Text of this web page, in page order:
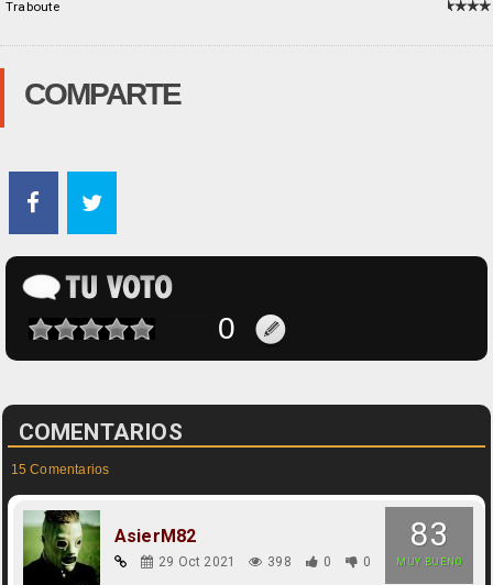
Traboute
COMPARTE
COMENTARIOS
15 Comentarios
83
MUY BUENO
AsierM82
29 Oct 2021 398 0 0